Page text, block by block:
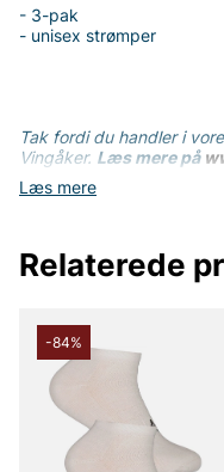
Læs mere
- 3-pak
- unisex strømper
Tak fordi du handler i
Vingåker. Læs mere på
Relaterede
-84%